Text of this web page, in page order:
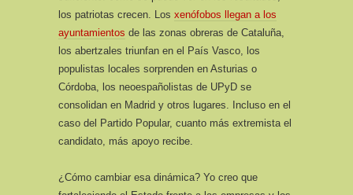
los patriotas crecen. Los xenófobos llegan a los
ayuntamientos de las zonas obreras de Cataluña,
los abertzales triunfan en el País Vasco, los
populistas locales sorprenden en Asturias o
Córdoba, los neoespañolistas de UPyD se
consolidan en Madrid y otros lugares. Incluso en el
caso del Partido Popular, cuanto más extremista el
candidato, más apoyo recibe.
¿Cómo cambiar esa dinámica? Yo creo que